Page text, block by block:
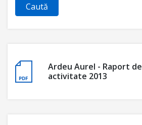
Caută
Ardeu Aurel - Raport de
activitate 2013